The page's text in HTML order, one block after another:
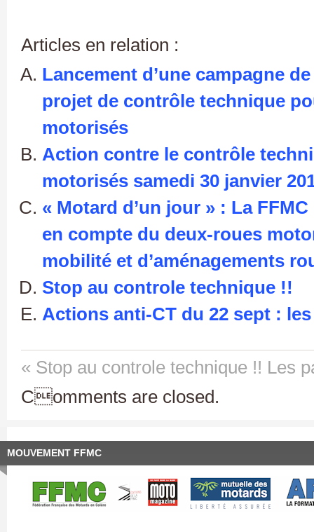
Articles en relation :
Lancement d’une campagne
projet de contrôle technique
motorisés
Action contre le contrôle
motorisés samedi 30 janvier
« Motard d’un jour » : La
en compte du deux-roues
mobilité et d’aménagements
Stop au controle technique !!
Actions anti-CT du 22 sept :
« Stop au controle technique !! Les
Comments are closed.
MOUVEMENT FFMC